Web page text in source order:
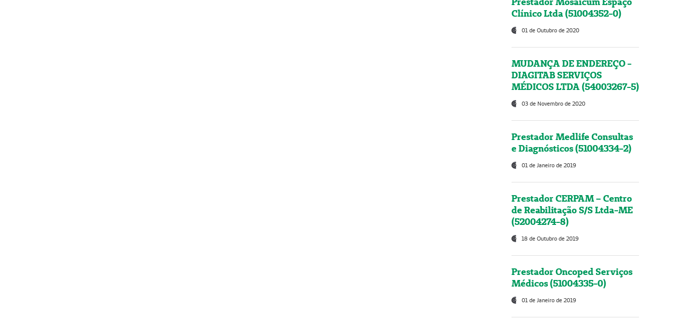
Clínico Ltda (51004352-0)
01 de Outubro de 2020
MUDANÇA DE ENDEREÇO -
DIAGITAB SERVIÇOS
MÉDICOS LTDA (54003267-5)
03 de Novembro de 2020
Prestador Medlife Consultas
e Diagnósticos (51004334-2)
01 de Janeiro de 2019
Prestador CERPAM – Centro
de Reabilitação S/S Ltda-ME
(52004274-8)
18 de Outubro de 2019
Prestador Oncoped Serviços
Médicos (51004335-0)
01 de Janeiro de 2019